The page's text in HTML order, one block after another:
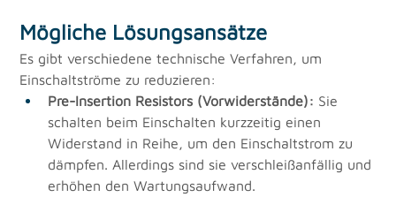
Mögliche Lösungsansätze
Es gibt verschiedene technische Verfahren, um
Einschaltströme zu reduzieren:
Pre-Insertion Resistors (Vorwiderstände): Sie
schalten beim Einschalten kurzzeitig einen
Widerstand in Reihe, um den Einschaltstrom zu
dämpfen. Allerdings sind sie verschleißanfällig und
erhöhen den Wartungsaufwand.